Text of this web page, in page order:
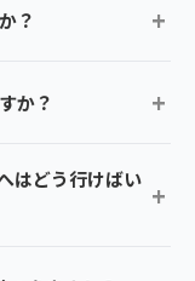
？
か？
はどう行けばい